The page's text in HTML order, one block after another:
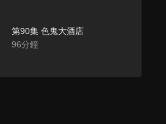
第90集 色鬼大酒店
96分鐘